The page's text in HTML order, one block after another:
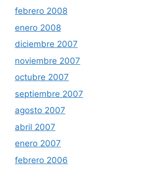
febrero 2008
enero 2008
diciembre 2007
noviembre 2007
octubre 2007
septiembre 2007
agosto 2007
abril 2007
enero 2007
febrero 2006